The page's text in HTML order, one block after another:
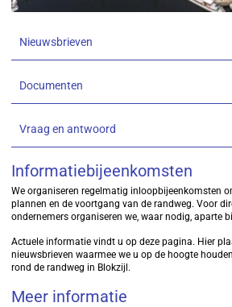
Nieuwsbrieven
Documenten
Vraag en antwoord
Informatiebijeenkomsten
We organiseren regelmatig inloopbijeenkomsten
plannen en de voortgang van de randweg. Voor
ondernemers organiseren we, waar nodig, aparte
Actuele informatie vindt u op deze pagina. Hier
nieuwsbrieven waarmee we u op de hoogte
rond de randweg in Blokzijl.
Meer informatie